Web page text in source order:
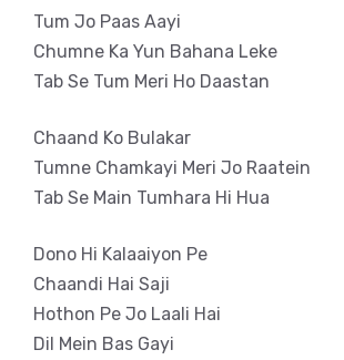
Tum Jo Paas Aayi
Chumne Ka Yun Bahana Leke
Tab Se Tum Meri Ho Daastan
Chaand Ko Bulakar
Tumne Chamkayi Meri Jo Raatein
Tab Se Main Tumhara Hi Hua
Dono Hi Kalaaiyon Pe
Chaandi Hai Saji
Hothon Pe Jo Laali Hai
Dil Mein Bas Gayi